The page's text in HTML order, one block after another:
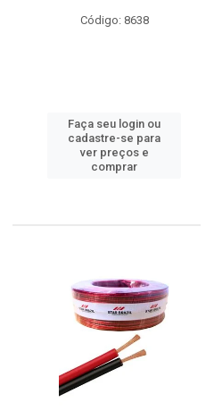
Código: 8638
Faça seu login ou
cadastre-se para
ver preços e
comprar